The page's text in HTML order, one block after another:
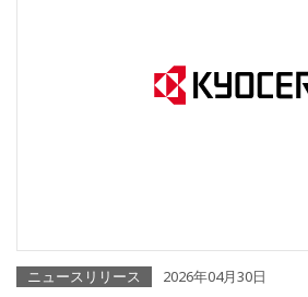
ニュースリリース 2026年04月30日